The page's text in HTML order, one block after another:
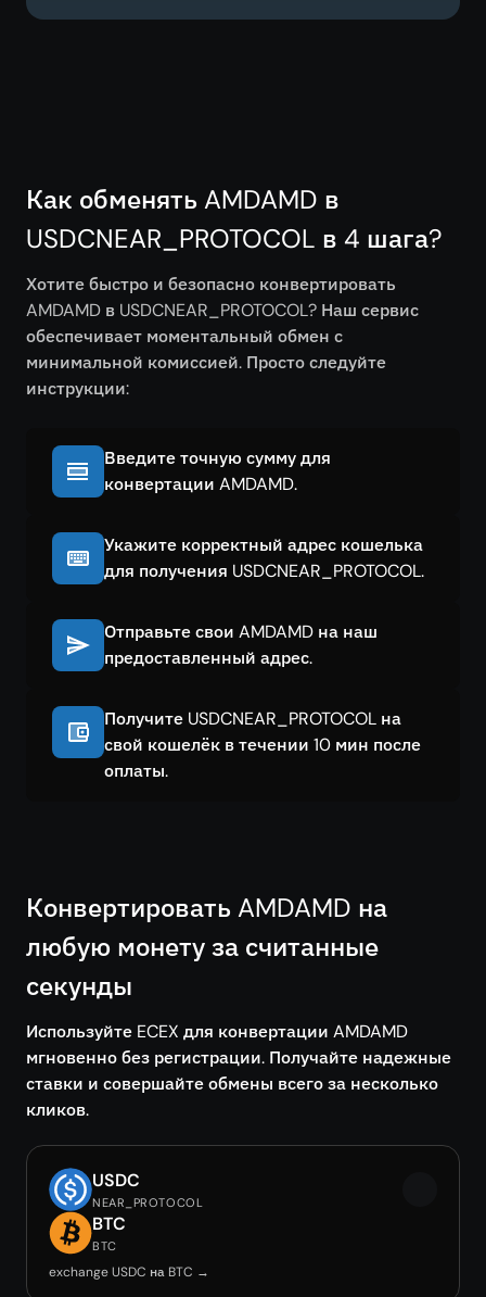
Как обменять AMDAMD в
USDCNEAR_PROTOCOL в 4 шага?
Хотите быстро и безопасно конвертировать
AMDAMD в USDCNEAR_PROTOCOL? Наш сервис
обеспечивает моментальный обмен с
минимальной комиссией. Просто следуйте
инструкции:
Введите точную сумму для
конвертации AMDAMD.
Укажите корректный адрес кошелька
для получения USDCNEAR_PROTOCOL.
Отправьте свои AMDAMD на наш
предоставленный адрес.
Получите USDCNEAR_PROTOCOL на
свой кошелёк в течении 10 мин после
оплаты.
Конвертировать AMDAMD на
любую монету за считанные
секунды
Используйте ECEX для конвертации AMDAMD
мгновенно без регистрации. Получайте надежные
ставки и совершайте обмены всего за несколько
кликов.
USDC
NEAR_PROTOCOL
BTC
BTC
exchange USDC на BTC →